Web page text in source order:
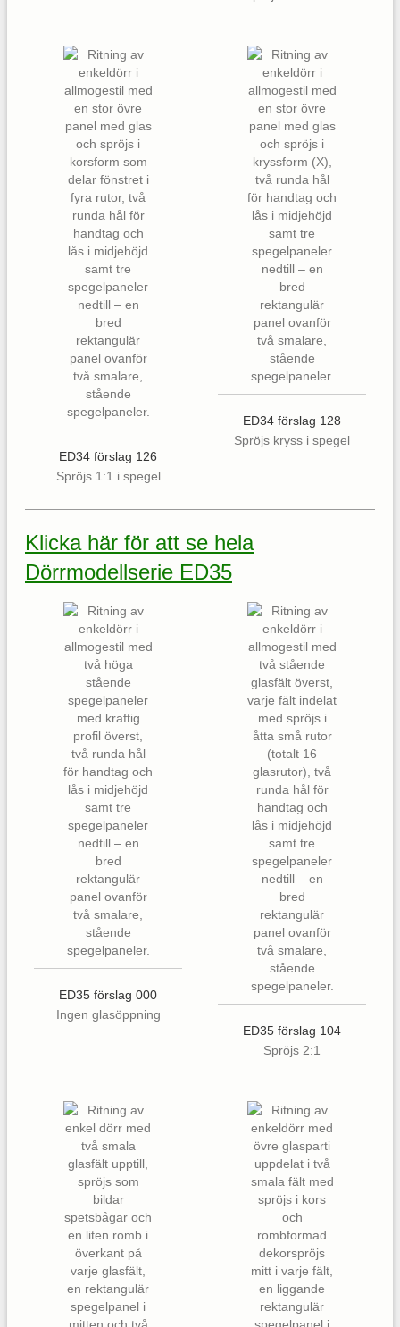
ED34 förslag 126
Spröjs 1:1 i spegel
ED34 förslag 128
Spröjs kryss i spegel
Klicka här för att se hela
Dörrmodellserie ED35
ED35 förslag 000
Ingen glasöppning
ED35 förslag 104
Spröjs 2:1